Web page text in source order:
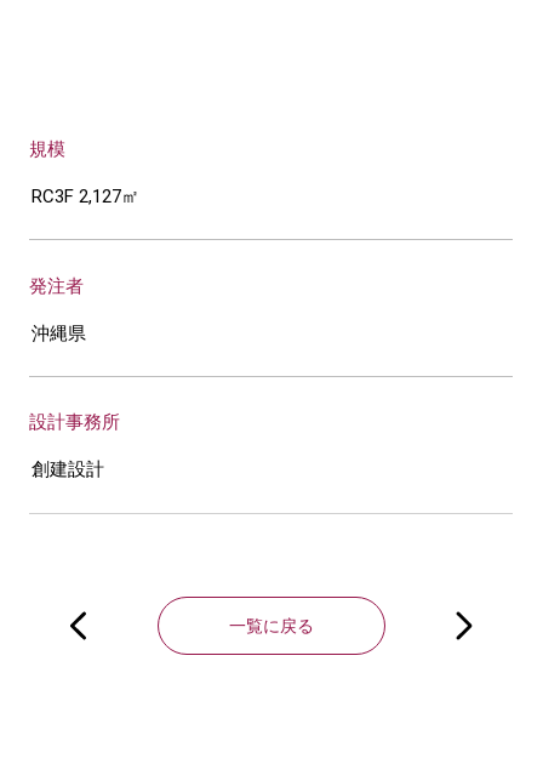
規模
RC3F 2,127㎡
発注者
沖縄県
設計事務所
創建設計
一覧に戻る